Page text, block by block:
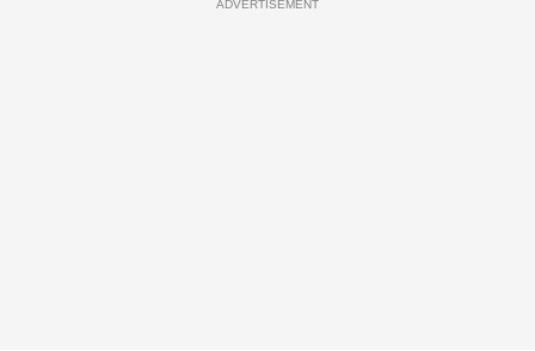
ADVERTISEMENT